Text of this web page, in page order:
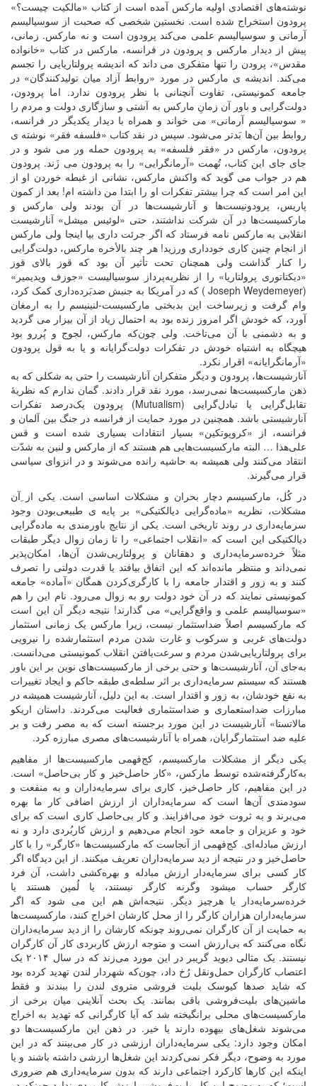
نوشته‌های اقتصادی اولیه مارکس آمده است از کتاب «مالکیت چیست؟»
پرودون استخراج شده است. نخستین شخصی که صحبت از سوسیالیسم
آرمانی و سوسیالیسم علمی می‌کند پرودون است و نه مارکس. زمانی،
پیش از دیدار مارکس و پرودون در فرانسه، مارکس در کتاب «خانواده
مقدس»، پرودن را تنها متفکری می داند که اندیشه پرولتاریایی را تجسم
می‌کند. اندیشه ی مارکس در مورد «روابط آزاد میان تولید‌کنندگان» در
جامعه کمونیستی، تفاوت آنچنانی با نظر پرودون ندارد. اما پرودون،
دولت‌گرایی و باور آن زمانِ مارکس به آشتی و سازگاری دولت و مردم را
« سوسیالیسم آرمانی» می خواند و همراه با دیدار یکدیگر در فرانسه،
روابط بین آن‌ها بَدتر می‌شود. سپس در نقد کتاب «فلسفه فقر» نوشته ی
پرودون، مارکس در «فقر فلسفه» به پرودون حمله ور می شود و در
جای جای این کتاب، تُهمت «آرمانگرایی» را به پرودون می زَند. پرودون
هم در جواب می گوید که واکنش مارکس، نشانی از غبطه خوردن او از
این امر است که چرا بیشتر تفکرات او را ابتدا من داشته ام! بعد از کمون
پاریس، پرودونیست‌ها و آنارشیست‌ها در آن بودند ولی مارکس و
مارکسیست‌ها در آن شرکت نداشتند، حتی «لوئیس میشل» آنارشیست
انقلابی به مارکس نامه فرستاد که اگر جرئت داری بیا اینجا ولی مارکس
از انجام چنین کاری خودداری ورزید! هر چند بالأخره مارکس، دولت‌گرایی
را کنار گذاشت ولی همچنان تحت تأثیر آن بود که قوز بالای قوز
«دیکتاتوری پرولتاریا» را از نظریه‌پرداز سوسیالیست «جوزف ویدیمیر»
(Joseph Weydemeyer ) که در آمریکا به جنبش ضدبَرده‌داری کمک کرد،
وام گرفت و زیرساخت این بدبختی مارکسیست‌-لنینیسم را به ارمغان
آورد، که خودش اگر امروز زنده بود به احتمال زیاد از آن بیزار ‌می‌ گردید
و به دشمنی با آن می‌تاخت. ولی چون‌که مارکس، لجوج و پُررو بود
هیچگاه به اشتباه خودش در تفکرات دولت‌گرایانه و یا به قول پرودون
«آرمانگرایانه» اقرار نکرد.
آنارشیست‌ها، پرودون و دیگر متفکران آنارشیست‌ را حتی به شکلی که به
ذهن مارکسیست‌ها نمی‌رسد، مورد نقد قرار دادند. گمان ندارم که نظریۀ
تقابل‌گرایی یا تبادل‌گرایی (Mutualism) پرودون یک‌درصد تفکرات
آنارشیستی باشد. همچنین در مورد حمایت از فرانسه در جنگ بین آلمان و
فرانسه، از «کروپوتکین» بسیار انتقادات بسیاری شده است و قس‌
علی‌هذا … البته مارکسیست‌هایی هم هستند که از مارکس و لنین به شدّت
انتقاد می‌کنند ولی همیشه به حاشیه رانده می‌شوند و در انزوای سیاسی
قرار می‌گیرند.
در کُل، مارکسیسم دچار بحران و مشکلات اساسی است. یکی از ِآن
مشکلات، نظریه «ماده‌گرایی دیالکتیکی» بر پایه ی طبیعی‌بودن وجود
سرمایه‌داری در روند تاریخی است. یکی از نتایج باورمندی به ماده‌گرایی
دیالکتیکی این است که «انقلاب اجتماعی» را تا زمان زوال دیگر طبقات
مثلاً خرده‌سرمایه‌داری و دهقانان و پرولتاریی‌شدن آن‌ها، امکان‌پذیر
نمی‌داند و منتظر مانده‌اند که این اتفاق بیافتد یا قدرت دولتی را تصرف
کنند و به زور و اقتدار جامعه را با کارگری‌کردن همگان «آماده» جامعه
کمونیستی نمایند که در آن خود دولت رو به زوال می‌رود. نام این را هم
«سوسیالیسم علمی و واقع‌گرایی» می گذارند! نتیجه دیگر آن این است
که مارکسیسم اصلاً ضداستثمار نیست، زیرا مارکس یک زمانی استثمار
دولت‌های غربی و سرکوب و غارت شدن مردم استثمارشده را نیرویی
برای پرولتاریایی‌شدن مردم و سرعت‌یافتن انقلاب کمونیستی می‌دانست.
به‌جای‌ آن، آنارشیست‌ها و حتی برخی از مارکسیست‌های نوین بر این باور
هستند که سیستم سرمایه‌داری بر اثر سلطه‌ی طبقه حاکم و ایجاد تغییرات
به نفع خودشان، به زور و اقتدار است. به این دلیل، آنارشیست همیشه در
مبارزات ضداستعماری و ضداستثماری فعالیت می‌کردند. داستان اریکو
مالاتستا» آنارشیست در این مورد برجسته است که به مصر رفت و بر
علیه ضد استثمارگرایان، همراه با آنارشیست‌های مصری مبارزه کرد.
یکی دیگر از مشکلات مارکسیسم، کج‌فهمی مارکسیست‌ها از مفاهیم
به‌کارگرفته‌شده توسط مارکس، «کار حاصل‌خیز و کار بی‌حاصل» است.
در این مفاهیم، کار حاصل‌خیز، کاری برای سرمایه‌داران و به منفعت و
سودمندی آن‌ها است که سرمایه‌داران از ارزش اضافی کار ما بهره
می‌برند و به ثروت خود می‌افزایند. و کار بی‌حاصل کاری است که برای
خود و عزیزان و جامعه خود انجام می‌دهیم و ارزش کاربُردی دارد و نه
ارزش مبادله‌ای. کج‌فهمی از آنجاست که مارکسیست‌ها «کارگر» را با کار
حاصل‌خیز و در نتیجه از دید سرمایه‌داران تعریف میکنند. از این دیدگاه اگر
کار کسی برای سرمایه‌دار ارزش مبادله و بهره‌کشی داشت، آن فرد
کارگر حساب میشود وگرنه کارگر نیستند، یا لُمپن هستند یا
خرده‌سرمایه‌دار یا هرچیز دیگر. نتیجه‌اش هم این می شود که اگر
سرمایه‌داران هزاران کارگر را از محل کارشان اخراج کنند، مارکسیست‌ها
به حمایت از آن کارگران نمی‌روند چونکه کارشان را از دید سرمایه‌داران
نگاه می‌کنند که بی‌ارزش است و متوجه ارزش‌ کاربردی کار آن کارگران
نیستند. یک مثالی دیوید گریبر در این مورد می‌زند که در سال ۲۰۱۴ یک
اعتصاب کارگران حمل‌ونقل رُخ داد، چون‌که شهردار لندن تهدید کرده بود
که شاید صدها کیوسک بلیت ‌فروشی متروی لندن را ببندند و فقط
ماشین‌های بلیت‌فروشی باقی بمانند. یک بحث آنلاینی میان برخی از
مارکسیست‌های محلی برانگیخته شد که آیا کارگرانی که تهدید به اخراج
می‌شوند شغل‌های بیهوده دارند یا خیر. در ذهن این مارکسیست‌ها دو
امکان وجود دارد: یکی سرمایه‌داران ارزشی در کار می‌بینند که در این
مورد به وضوح، دیگر فکر نمی‌کردند این شغل‌ها ارزشی داشته باشند و یا
اینکه این کارها کارکرد اجتماعی دارند که بدون سرمایه‌داری هم ضروری